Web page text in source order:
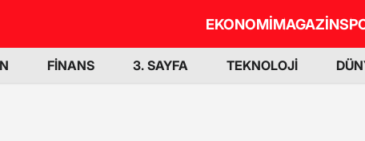
EKONOMİMAGAZİN
FİNANS 3. SAYFA TEKNOLOJİ